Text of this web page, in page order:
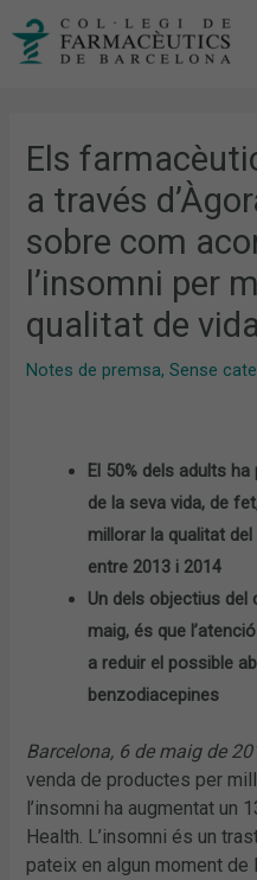
Els
a través
sobre com
l’insomni per
qualitat de
Notes de premsa,Sense
El 50% dels adults
de la seva vida, de
millorar la qualitat
entre 2013 i 2014
Un dels objectius del
maig, és que
a reduir el possible
benzodiacepines
Barcelona, 6 de maig de
venda de productes per
l’insomni ha augmentat un
Health. L’insomni és un
pateix en algun moment